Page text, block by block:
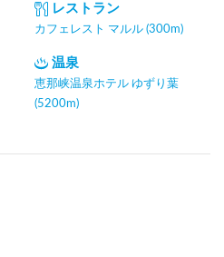
レストラン
カフェレスト マルル (300m)
温泉
恵那峡温泉ホテル ゆずり葉
(5200m)